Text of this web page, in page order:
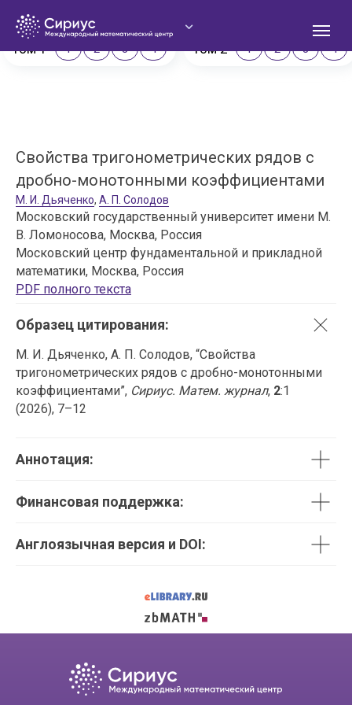
Том 1 1 2 3 4 Том 2 1 2 3 4
Сириус. Математический журнал
Свойства тригонометрических рядов с
дробно-монотонными коэффициентами
М. И. Дьяченко, А. П. Солодов
Московский государственный университет имени М.
В. Ломоносова, Москва, Россия
Московский центр фундаментальной и прикладной
математики, Москва, Россия
PDF полного текста
Образец цитирования:
М. И. Дьяченко, А. П. Солодов, “Свойства
тригонометрических рядов с дробно-монотонными
коэффициентами”, Сириус. Матем. журнал, 2:1
(2026), 7–12
Аннотация:
Финансовая поддержка:
Англоязычная версия и DOI: